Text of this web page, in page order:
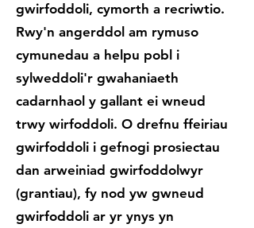
gwirfoddoli, cymorth a recriwtio.
Rwy'n angerddol am rymuso
cymunedau a helpu pobl i
sylweddoli'r gwahaniaeth
cadarnhaol y gallant ei wneud
trwy wirfoddoli. O drefnu ffeiriau
gwirfoddoli i gefnogi prosiectau
dan arweiniad gwirfoddolwyr
(grantiau), fy nod yw gwneud
gwirfoddoli ar yr ynys yn